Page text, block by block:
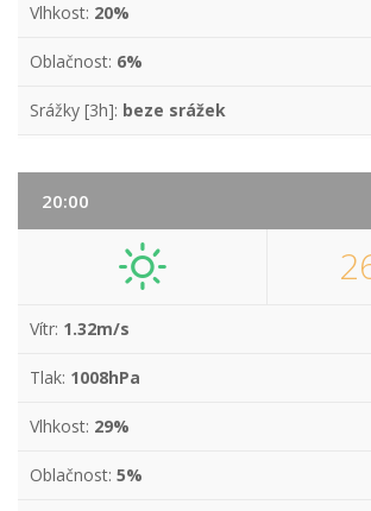
Vlhkost: 20%
Oblačnost: 6%
Srážky [3h]: beze srážek
20:00
Vítr: 1.32m/s
Tlak: 1008hPa
Vlhkost: 29%
Oblačnost: 5%